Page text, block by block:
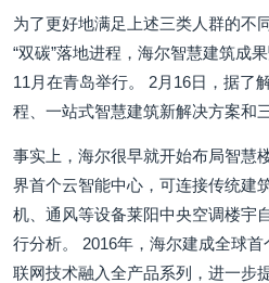
为了更好地满足上述三类人群的不
“双碳”落地进程，海尔智慧建筑成
11月在青岛举行。 2月16日，据了
程、一站式智慧建筑新解决方案和
事实上，海尔很早就开始布局智慧
界首个云智能中心，可连接传统建
机、通风等设备莱阳中央空调楼宇
行分析。 2016年，海尔建成全球
联网技术融入全产品系列，进一步